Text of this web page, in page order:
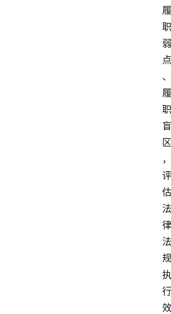
履
职
弱
点
、
履
职
盲
区
，
评
估
法
律
法
规
执
行
效